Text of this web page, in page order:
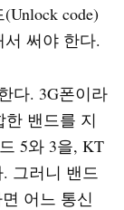
code)
써야 한다.
다. 3G폰이라
밴드를 지
5와 3을, KT
그러니 밴드
어느 통신